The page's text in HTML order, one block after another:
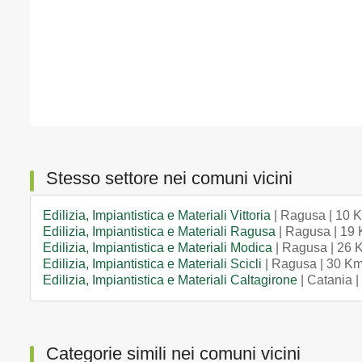
Stesso settore nei comuni vicini
Edilizia, Impiantistica e Materiali Vittoria | Ragusa | 10
Edilizia, Impiantistica e Materiali Ragusa | Ragusa | 19
Edilizia, Impiantistica e Materiali Modica | Ragusa | 26
Edilizia, Impiantistica e Materiali Scicli | Ragusa | 30
Edilizia, Impiantistica e Materiali Caltagirone | Catania
Categorie simili nei comuni vicini